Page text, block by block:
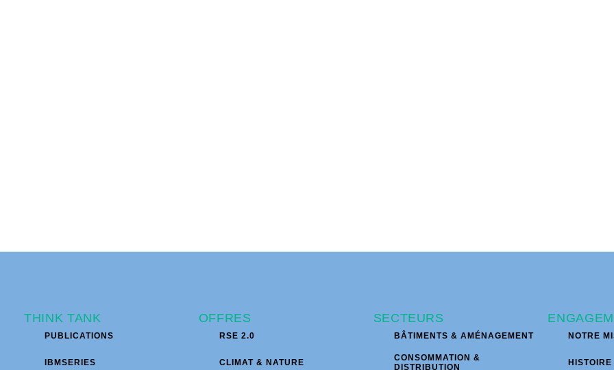
THINK TANK
PUBLICATIONS
IBMSERIES
OFFRES
RSE 2.0
CLIMAT & NATURE
SECTEURS
BÂTIMENTS & AMÉNAGEMENT
CONSOMMATION &
DISTRIBUTION
NOTRE
HISTOIRE